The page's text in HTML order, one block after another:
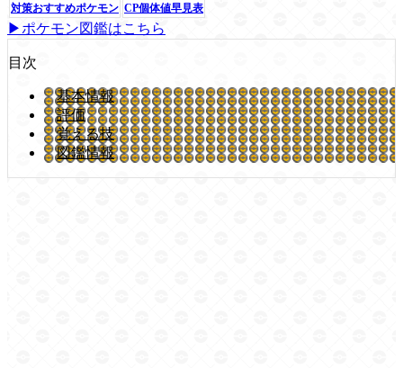
対策おすすめポケモン CP個体値早見表
▶ポケモン図鑑はこちら
目次
基本情報
評価
覚える技
図鑑情報